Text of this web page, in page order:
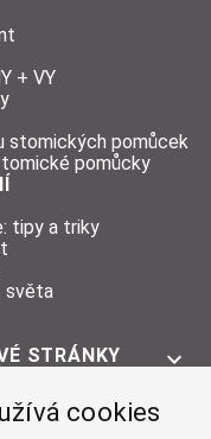
cookies
+ VY
stomických pomůcek
pomůcky
tipy a triky
světa
STRÁNKY